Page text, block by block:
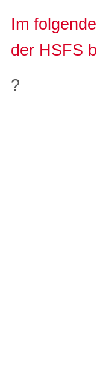
Im
der HSFS
?